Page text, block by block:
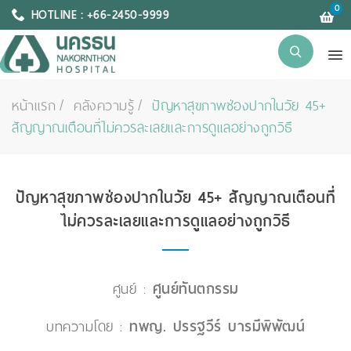
HOTLINE : +66-2450-9999 0
หน้าแรก คลังความรู้
ปัญหาสุขภาพช่องปากในวัย 45+
สัญญาณเตือนที่ไม่ควรละเลยและการดูแลอย่างถูกวิธี
ปัญหาสุขภาพช่องปากในวัย 45+ สัญญาณเตือนที่
ไม่ควรละเลยและการดูแลอย่างถูกวิธี
ศูนย์ : ศูนย์ทันตกรรม
บทความโดย : ทพญ. ปรรฐวีร์ บารมีพิพัฒน์